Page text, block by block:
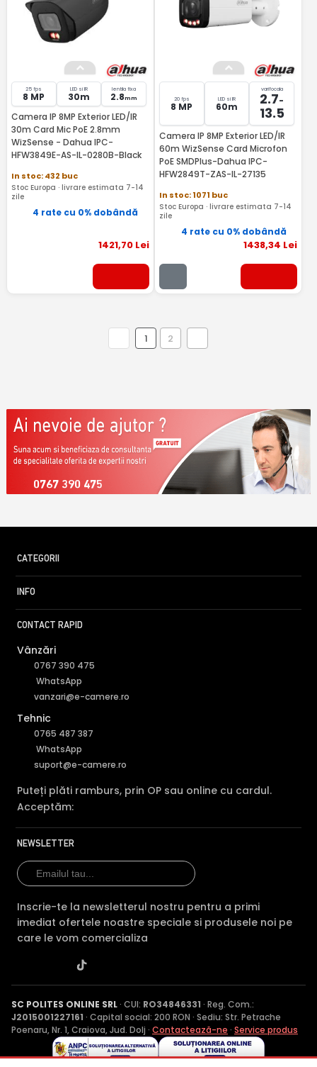
25 fps
8 MP
LED si IR
30m
lentila fixa
2.8mm
Camera IP 8MP Exterior LED/IR
30m Card Mic PoE 2.8mm
WizSense - Dahua IPC-
HFW3849E-AS-IL-0280B-Black
In stoc: 432 buc
Stoc Europa · livrare estimata 7-14
zile
4 rate cu 0% dobândă
1421,70Lei
20 fps
8 MP
LED si IR
60m
varifocala
2.7-
13.5
Camera IP 8MP Exterior LED/IR
60m WizSense Card Microfon
PoE SMDPlus-Dahua IPC-
HFW2849T-ZAS-IL-27135
In stoc: 1071 buc
Stoc Europa · livrare estimata 7-14
zile
4 rate cu 0% dobândă
1438,34 Lei
1 2
0767 390 475
CATEGORII
INFO
CONTACT RAPID
Vânzări
0767 390 475
WhatsApp
vanzari@e-camere.ro
Tehnic
0765 487 387
WhatsApp
suport@e-camere.ro
Puteți plăti ramburs, prin OP sau online cu cardul.
Acceptăm:
NEWSLETTER
Inscrie-te la newsletterul nostru pentru a primi
imediat ofertele noastre speciale si produsele noi pe
care le vom comercializa
SC POLITES ONLINE SRL· CUI: RO34846331 · Reg. Com.:
J2015001227161 · Capital social: 200 RON · Sediu: Str. Petrache
Poenaru, Nr. 1, Craiova, Jud. Dolj · Contactează-ne · Service produs